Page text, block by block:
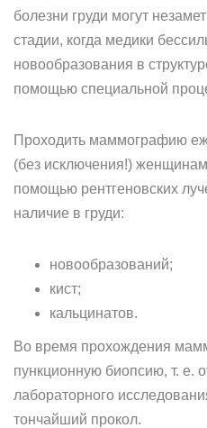
болезни груди могут
стадии, когда медики
новообразования в
помощью специальной
Проходить маммографию
(без исключения!)
помощью рентгеновских
наличие в груди:
новообразований;
кист;
кальцинатов.
Во время прохождения
пункционную биопсию, т. е.
лабораторного
тончайший прокол.